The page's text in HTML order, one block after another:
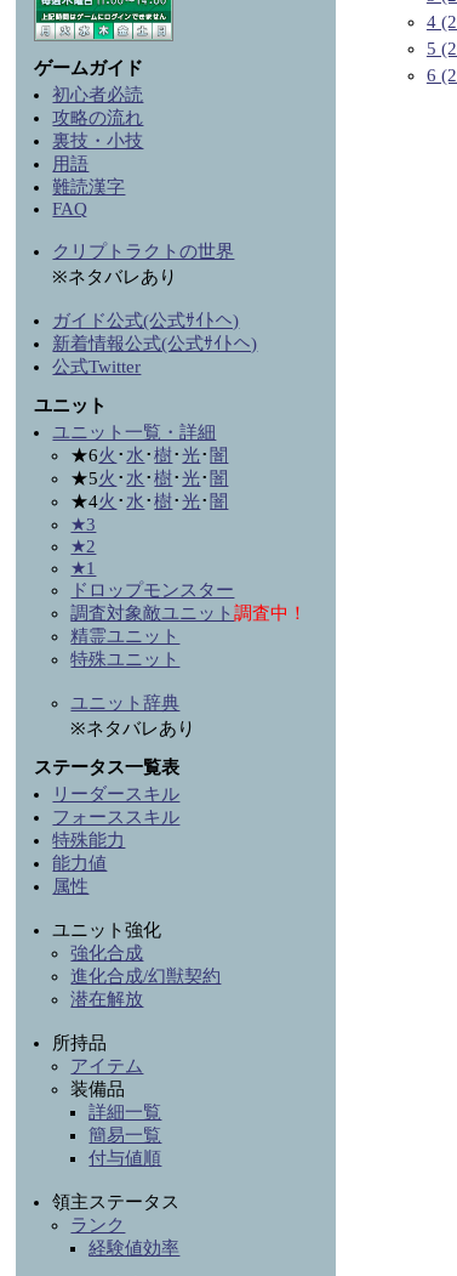
4
5
6
ゲームガイド
初心者必読
攻略の流れ
裏技・小技
用語
難読漢字
FAQ
クリプトラクトの世界
※ネタバレあり
ガイド公式(公式ｻｲﾄへ)
新着情報公式(公式ｻｲﾄへ)
公式Twitter
ユニット
ユニット一覧・詳細
★6火 ･ 水 ･樹･光･ 闇
★5火 ･ 水 ･樹･光･ 闇
★4火 ･ 水 ･樹･光･ 闇
★3
★2
★1
ドロップモンスター
調査対象敵ユニット調査中！
精霊ユニット
特殊ユニット
ユニット辞典
※ネタバレあり
ステータス一覧表
リーダースキル
フォーススキル
特殊能力
能力値
属性
ユニット強化
強化合成
進化合成/幻獣契約
潜在解放
所持品
アイテム
装備品
詳細一覧
簡易一覧
付与値順
領主ステータス
ランク
経験値効率